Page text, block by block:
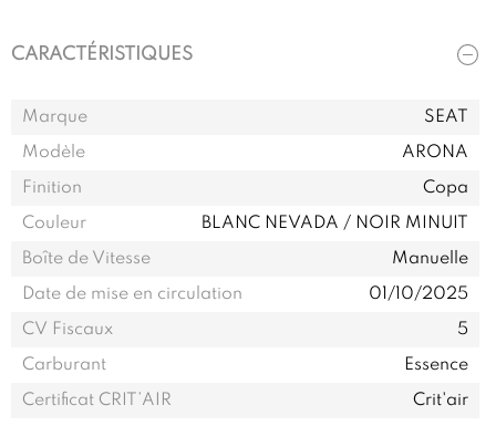
CARACTÉRISTIQUES
Marque
SEAT
Modèle
ARONA
Finition
Copa
Couleur
BLANC NEVADA / NOIR MINUIT
Boîte de Vitesse
Manuelle
Date de mise en circulation
01/10/2025
CV Fiscaux
5
Carburant
Essence
Certificat CRIT’AIR
Crit'air